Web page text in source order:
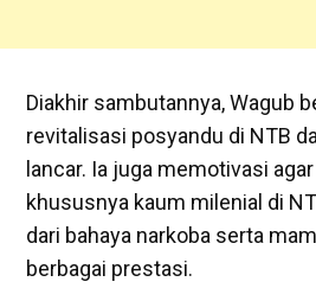
Diakhir sambutannya, Wagub
revitalisasi posyandu di NTB
lancar. Ia juga memotivasi
khususnya kaum milenial di
dari bahaya narkoba serta
berbagai prestasi.